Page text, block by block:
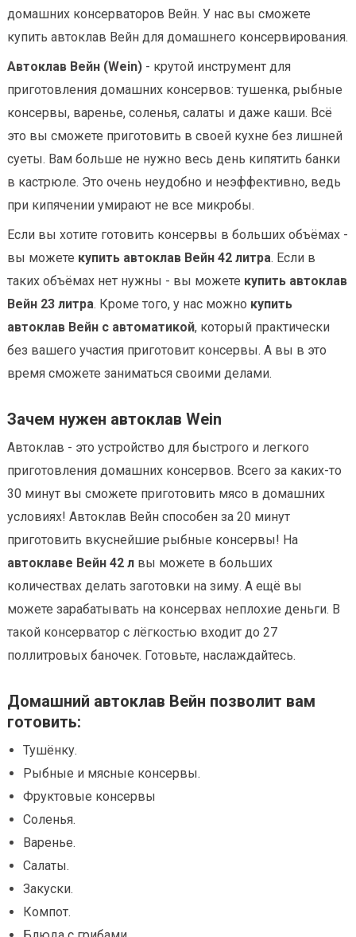
домашних консерваторов Вейн. У нас вы сможете
купить автоклав Вейн для домашнего консервирования.
Автоклав Вейн (Wein) - крутой инструмент для
приготовления домашних консервов: тушенка, рыбные
консервы, варенье, соленья, салаты и даже каши. Всё
это вы сможете приготовить в своей кухне без лишней
суеты. Вам больше не нужно весь день кипятить банки
в кастрюле. Это очень неудобно и неэффективно, ведь
при кипячении умирают не все микробы.
Если вы хотите готовить консервы в больших объёмах -
вы можете купить автоклав Вейн 42 литра. Если в
таких объёмах нет нужны - вы можете купить автоклав
Вейн 23 литра. Кроме того, у нас можно купить
автоклав Вейн с автоматикой, который практически
без вашего участия приготовит консервы. А вы в это
время сможете заниматься своими делами.
Зачем нужен автоклав Wein
Автоклав - это устройство для быстрого и легкого
приготовления домашних консервов. Всего за каких-то
30 минут вы сможете приготовить мясо в домашних
условиях! Автоклав Вейн способен за 20 минут
приготовить вкуснейшие рыбные консервы! На
автоклаве Вейн 42 л вы можете в больших
количествах делать заготовки на зиму. А ещё вы
можете зарабатывать на консервах неплохие деньги. В
такой консерватор с лёгкостью входит до 27
поллитровых баночек. Готовьте, наслаждайтесь.
Домашний автоклав Вейн позволит вам
готовить:
Тушёнку.
Рыбные и мясные консервы.
Фруктовые консервы
Соленья.
Варенье.
Салаты.
Закуски.
Компот.